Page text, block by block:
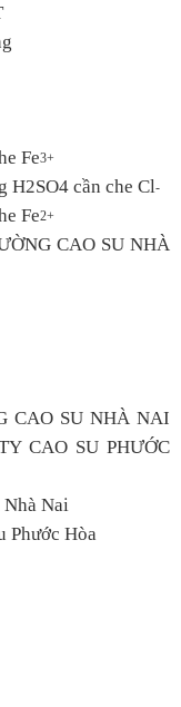
Fe3+
H2SO4 cần che Cl-
Fe2+
CAO SU NHÀ
CAO SU NHÀ NAI
CAO SU PHƯỚC
Nai
Phước Hòa